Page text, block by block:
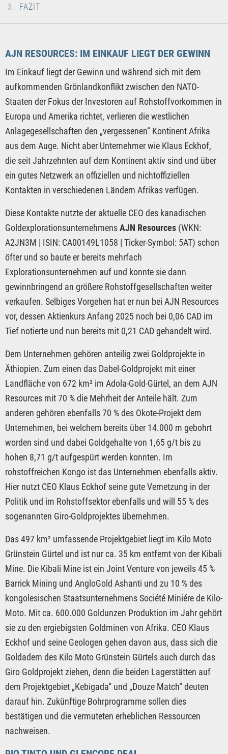
FAZIT
AJN RESOURCES: IM EINKAUF LIEGT DER GEWINN
Im Einkauf liegt der Gewinn und während sich mit dem
aufkommenden Grönlandkonflikt zwischen den NATO-
Staaten der Fokus der Investoren auf Rohstoffvorkommen in
Europa und Amerika richtet, verlieren die westlichen
Anlagegesellschaften den „vergessenen“ Kontinent Afrika
aus dem Auge. Nicht aber Unternehmer wie Klaus Eckhof,
die seit Jahrzehnten auf dem Kontinent aktiv sind und über
ein gutes Netzwerk an offiziellen und nichtoffiziellen
Kontakten in verschiedenen Ländern Afrikas verfügen.
Diese Kontakte nutzte der aktuelle CEO des kanadischen
GoldexplorationsunternehmensAJN Resources (WKN:
A2JN3M | ISIN: CA00149L1058 | Ticker-Symbol: 5AT) schon
öfter und so baute er bereits mehrfach
Explorationsunternehmen auf und konnte sie dann
gewinnbringend an größere Rohstoffgesellschaften weiter
verkaufen. Selbiges Vorgehen hat er nun bei AJN Resources
vor, dessen Aktienkurs Anfang 2025 noch bei 0,06 CAD im
Tief notierte und nun bereits mit 0,21 CAD gehandelt wird.
Dem Unternehmen gehören anteilig zwei Goldprojekte in
Äthiopien. Zum einen das Dabel-Goldprojekt mit einer
Landfläche von 672 km² im Adola-Gold-Gürtel, an dem AJN
Resources mit 70 % die Mehrheit der Anteile hält. Zum
anderen gehören ebenfalls 70 % des Okote-Projekt dem
Unternehmen, bei welchem bereits über 14.000 m gebohrt
worden sind und dabei Goldgehalte von 1,65 g/t bis zu
hohen 8,71 g/t aufgespürt werden konnten. Im
rohstoffreichen Kongo ist das Unternehmen ebenfalls aktiv.
Hier nutzt CEO Klaus Eckhof seine gute Vernetzung in der
Politik und im Rohstoffsektor ebenfalls und will 55 % des
sogenannten Giro-Goldprojektes übernehmen.
Das 497 km² umfassende Projektgebiet liegt im Kilo Moto
Grünstein Gürtel und ist nur ca. 35 km entfernt von der Kibali
Mine. Die Kibali Mine ist ein Joint Venture von jeweils 45 %
Barrick Mining und AngloGold Ashanti und zu 10 % des
kongolesischen Staatsunternehmens Société Miniére de Kilo-
Moto. Mit ca. 600.000 Goldunzen Produktion im Jahr gehört
sie zu den ergiebigsten Goldminen von Afrika. CEO Klaus
Eckhof und seine Geologen gehen davon aus, dass sich die
Goldadern des Kilo Moto Grünstein Gürtels auch durch das
Giro Goldprojekt ziehen, denn die beiden Lagerstätten auf
dem Projektgebiet „Kebigada“ und „Douze Match“ deuten
darauf hin. Zukünftige Bohrprogramme sollen dies
bestätigen und die vermuteten erheblichen Ressourcen
nachweisen.